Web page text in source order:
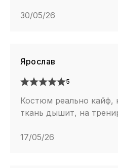
30/05/26
Ярослав
5
Костюм реально кайф,
ткань дышит, на
17/05/26